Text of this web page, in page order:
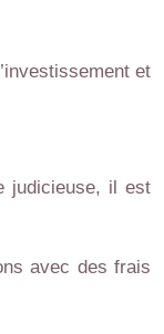
et
judicieuse, il est
avec des frais